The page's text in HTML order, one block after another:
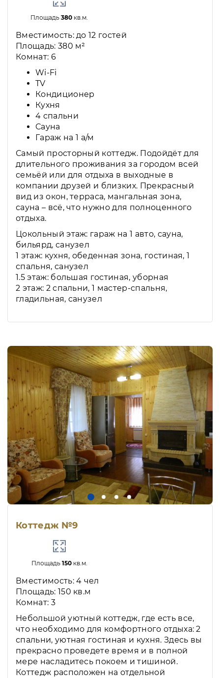
Площадь380 кв.м.
Вместимость: до 12 гостей
Площадь: 380 м²
Комнат: 6
Wi-Fi
ТV
Кондиционер
Кухня
4 спальни
Сауна
Гараж на 1 а/м
Самый просторный коттедж. Подойдёт для
длительного проживания за городом всей
семьёй или для отдыха в выходные в
компании друзей и близких. Прекрасный
вид из окон, терраса, мангальная зона,
сауна – всё, что нужно для полноценного
отдыха.
Цокольный этаж: гараж на 1 авто, сауна,
бильярд, санузел
1 этаж: кухня, обеденная зона, гостиная, 1
спальня, санузел
1.5 этаж: большая гостиная, уборная
2 этаж: 2 спальни, 1 мастер-спальня,
гладильная, санузел
Коттедж №9
Площадь 150кв.м.
Вместимость: 4 чел
Площадь: 150 кв.м
Комнат: 3
Небольшой уютный коттедж, где есть все,
что необходимо для комфортного отдыха: 2
спальни, уютная гостиная и кухня. Здесь вы
прекрасно проведете время и в полной
мере насладитесь покоем и тишиной.
Коттедж расположен на отдельной